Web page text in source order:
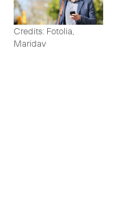
Credits: Fotolia,
Maridav